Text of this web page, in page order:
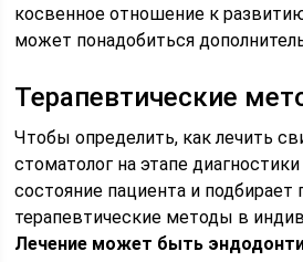
косвенное отношение к
может понадобиться
Терапевтические
Чтобы определить, как лечить
стоматолог на этапе
состояние пациента и подбирает
терапевтические методы в
Лечение может быть